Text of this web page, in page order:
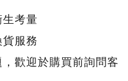
考量
服務
歡迎於購買前詢問客